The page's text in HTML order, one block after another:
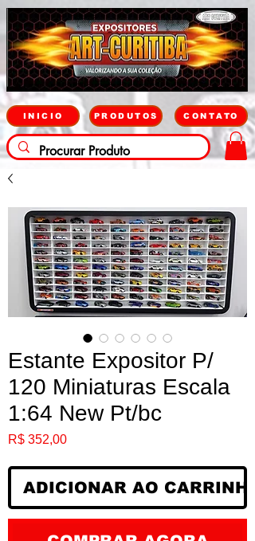
INICIO PRODUTOS CONTATO
Estante Expositor P/
120 Miniaturas Escala
1:64 New Pt/bc
R$ 352,00Preço
ADICIONAR AO CARRINHO